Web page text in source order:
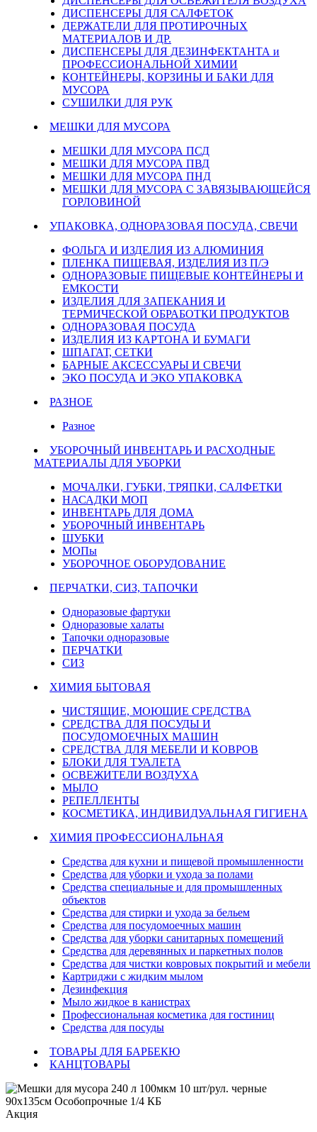
ДИСПЕНСЕРЫ ДЛЯ САЛФЕТОК
ДЕРЖАТЕЛИ ДЛЯ ПРОТИРОЧНЫХ
МАТЕРИАЛОВ И ДР.
ДИСПЕНСЕРЫ ДЛЯ ДЕЗИНФЕКТАНТА и
ПРОФЕССИОНАЛЬНОЙ ХИМИИ
КОНТЕЙНЕРЫ, КОРЗИНЫ И БАКИ ДЛЯ
МУСОРА
СУШИЛКИ ДЛЯ РУК
МЕШКИ ДЛЯ МУСОРА
МЕШКИ ДЛЯ МУСОРА ПСД
МЕШКИ ДЛЯ МУСОРА ПВД
МЕШКИ ДЛЯ МУСОРА ПНД
МЕШКИ ДЛЯ МУСОРА С ЗАВЯЗЫВАЮЩЕЙСЯ
ГОРЛОВИНОЙ
УПАКОВКА, ОДНОРАЗОВАЯ ПОСУДА, СВЕЧИ
ФОЛЬГА И ИЗДЕЛИЯ ИЗ АЛЮМИНИЯ
ПЛЕНКА ПИЩЕВАЯ, ИЗДЕЛИЯ ИЗ П/Э
ОДНОРАЗОВЫЕ ПИЩЕВЫЕ КОНТЕЙНЕРЫ И
ЕМКОСТИ
ИЗДЕЛИЯ ДЛЯ ЗАПЕКАНИЯ И
ТЕРМИЧЕСКОЙ ОБРАБОТКИ ПРОДУКТОВ
ОДНОРАЗОВАЯ ПОСУДА
ИЗДЕЛИЯ ИЗ КАРТОНА И БУМАГИ
ШПАГАТ, СЕТКИ
БАРНЫЕ АКСЕССУАРЫ И СВЕЧИ
ЭКО ПОСУДА И ЭКО УПАКОВКА
РАЗНОЕ
Разное
УБОРОЧНЫЙ ИНВЕНТАРЬ И РАСХОДНЫЕ
МАТЕРИАЛЫ ДЛЯ УБОРКИ
МОЧАЛКИ, ГУБКИ, ТРЯПКИ, САЛФЕТКИ
НАСАДКИ МОП
ИНВЕНТАРЬ ДЛЯ ДОМА
УБОРОЧНЫЙ ИНВЕНТАРЬ
ШУБКИ
МОПы
УБОРОЧНОЕ ОБОРУДОВАНИЕ
ПЕРЧАТКИ, СИЗ, ТАПОЧКИ
Одноразовые фартуки
Одноразовые халаты
Тапочки одноразовые
ПЕРЧАТКИ
СИЗ
ХИМИЯ БЫТОВАЯ
ЧИСТЯЩИЕ, МОЮЩИЕ СРЕДСТВА
СРЕДСТВА ДЛЯ ПОСУДЫ И
ПОСУДОМОЕЧНЫХ МАШИН
СРЕДСТВА ДЛЯ МЕБЕЛИ И КОВРОВ
БЛОКИ ДЛЯ ТУАЛЕТА
ОСВЕЖИТЕЛИ ВОЗДУХА
МЫЛО
РЕПЕЛЛЕНТЫ
КОСМЕТИКА, ИНДИВИДУАЛЬНАЯ ГИГИЕНА
ХИМИЯ ПРОФЕССИОНАЛЬНАЯ
Средства для кухни и пищевой промышленности
Средства для уборки и ухода за полами
Средства специальные и для промышленных
объектов
Средства для стирки и ухода за бельем
Средства для посудомоечных машин
Средства для уборки санитарных помещений
Средства для деревянных и паркетных полов
Средства для чистки ковровых покрытий и мебели
Картриджи с жидким мылом
Дезинфекция
Мыло жидкое в канистрах
Профессиональная косметика для гостиниц
Средства для посуды
ТОВАРЫ ДЛЯ БАРБЕКЮ
КАНЦТОВАРЫ
Акция